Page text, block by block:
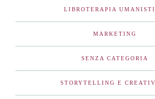
LIBROTERAPIA
MARKETING
SENZA CATEGORIA
STORYTELLING E